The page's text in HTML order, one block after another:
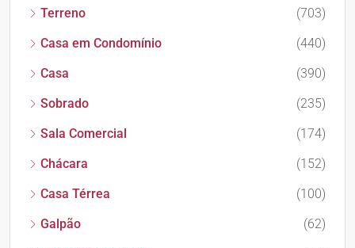
Terreno
(703)
Casa em Condomínio
(440)
Casa
(390)
Sobrado
(235)
Sala Comercial
(174)
Chácara
(152)
Casa Térrea
(100)
Galpão
(62)